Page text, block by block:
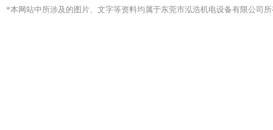
*本网站中所涉及的图片、文字等资料均属于东莞市泓浩机电设备有限公司